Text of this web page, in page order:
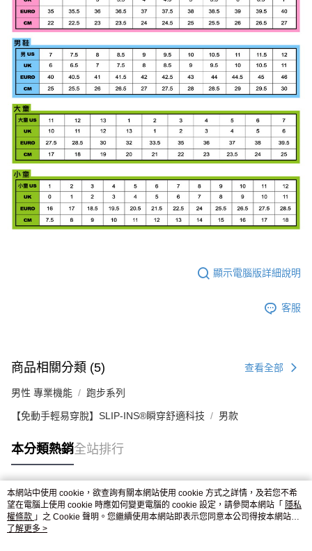
顯示電腦版詳細說明
客服
商品相關分類 (5) 查看全部
男性 專業機能 跑步系列
【免動手輕易穿脫】SLIP-INS®瞬穿舒適科技 男款
本分類熱銷全站排行
熱門標籤
本網站中使用 cookie，欲查詢有關本網站使用 cookie 方式之詳情，及若您不希
望在電腦上使用 cookie 時應如何變更電腦的 cookie 設定，請參閱本網站「 隱私
權條款 」之 Cookie 聲明。您繼續使用本網站即表示您同意本公司得按本網站使
用條款之 Cookie 聲明使用 cookie。
了解更多 >